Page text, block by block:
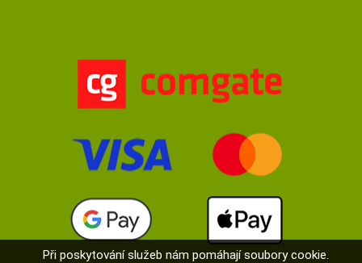
Při poskytování služeb nám pomáhají soubory cookie.